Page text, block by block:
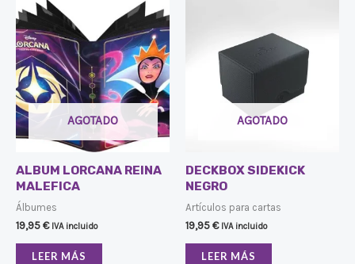
AGOTADO
ALBUM LORCANA REINA
MALEFICA
Álbumes
19,95€ IVA incluido
LEER MÁS
AGOTADO
DECKBOX SIDEKICK
NEGRO
Artículos para cartas
19,95€ IVA incluido
LEER MÁS